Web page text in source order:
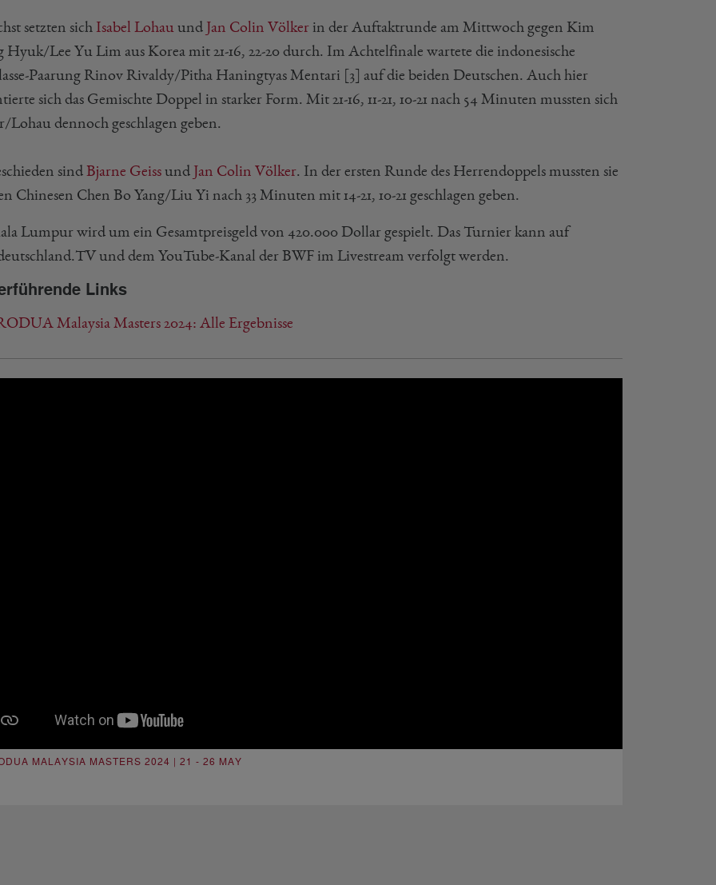
setzten sich Isabel Lohau und Jan Colin Völker in der Auftaktrunde am Mittwoch gegen Kim
Hyuk/Lee Yu Lim aus Korea mit 21-16, 22-20 durch. Im Achtelfinale wartete die indonesische
Paarung Rinov Rivaldy/Pitha Haningtyas Mentari [3] auf die beiden Deutschen. Auch hier
sich das Gemischte Doppel in starker Form. Mit 21-16, 11-21, 10-21 nach 54 Minuten mussten sich
Lohau dennoch geschlagen geben.
sind Bjarne Geiss und Jan Colin Völker. In der ersten Runde des Herrendoppels mussten sie
Chinesen Chen Bo Yang/Liu Yi nach 33 Minuten mit 14-21, 10-21 geschlagen geben.
Lumpur wird um ein Gesamtpreisgeld von 420.000 Dollar gespielt. Das Turnier kann auf
und dem YouTube-Kanal der BWF im Livestream verfolgt werden.
Links
Malaysia Masters 2024: Alle Ergebnisse
MALAYSIA MASTERS 2024 | 21 - 26 MAY